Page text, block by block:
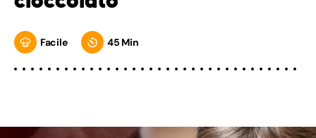
Facile 45 Min